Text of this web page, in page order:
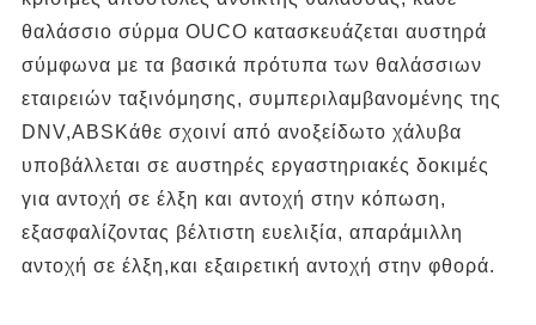
θαλάσσιο σύρμα OUCO κατασκευάζεται αυστηρά
σύμφωνα με τα βασικά πρότυπα των θαλάσσιων
εταιρειών ταξινόμησης, συμπεριλαμβανομένης της
DNV,ABSΚάθε σχοινί από ανοξείδωτο χάλυβα
υποβάλλεται σε αυστηρές εργαστηριακές δοκιμές
για αντοχή σε έλξη και αντοχή στην κόπωση,
εξασφαλίζοντας βέλτιστη ευελιξία, απαράμιλλη
αντοχή σε έλξη,και εξαιρετική αντοχή στην φθορά.